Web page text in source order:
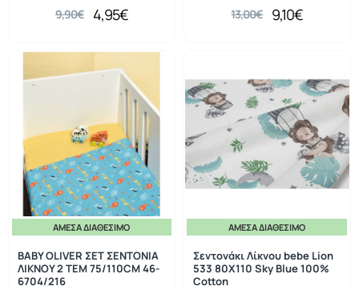
4,95€
9,90€ 9,10€
13,00€
ΆΜΕΣΑ ΔΙΑΘΈΣΙΜΟ
BABY OLIVER ΣΕΤ ΣΕΝΤΟΝΙΑ
ΛΙΚΝΟΥ 2 ΤΕΜ 75/110CM 46-
6704/216
ΆΜΕΣΑ ΔΙΑΘΈΣΙΜΟ
Σεντονάκι Λίκνου bebe Lion
533 80X110 Sky Blue 100%
Cotton